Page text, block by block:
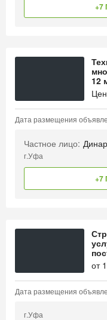
+7
12
Дата размещения
Частное лицо: Динар
г.Уфа
+7
от
Дата размещения
г.Уфа